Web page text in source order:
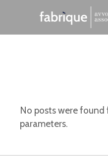
No posts were
parameters.